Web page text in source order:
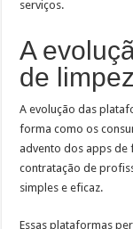
serviços.
A
de
A evolução das
forma como os
advento dos apps de
contratação de
simples e eficaz.
Essas plataformas